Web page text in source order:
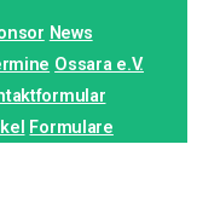
News
Ossara e.V.
Formulare